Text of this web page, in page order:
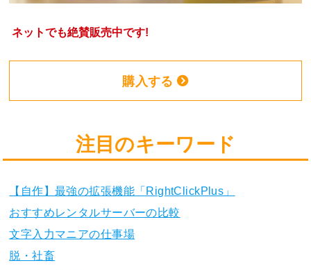
ネットでも絶賛販売中です!
購入する
注目のキーワード
【自作】最強の拡張機能「RightClickPlus」
おすすめレンタルサーバーの比較
文字入力マニアの仕事場
脱・社畜